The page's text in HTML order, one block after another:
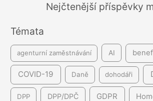
í
Nejčtenější příspěvky
Témata
agenturní zaměstnávání AI
COVID-19 Daně dohodáři
DPP DPP/DPČ GDPR